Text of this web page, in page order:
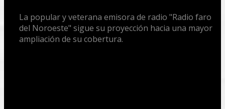
La popular y veterana emisora de radio "Radio faro
del Noroeste" sigue su proyección hacia una mayor
ampliación de su cobertura.